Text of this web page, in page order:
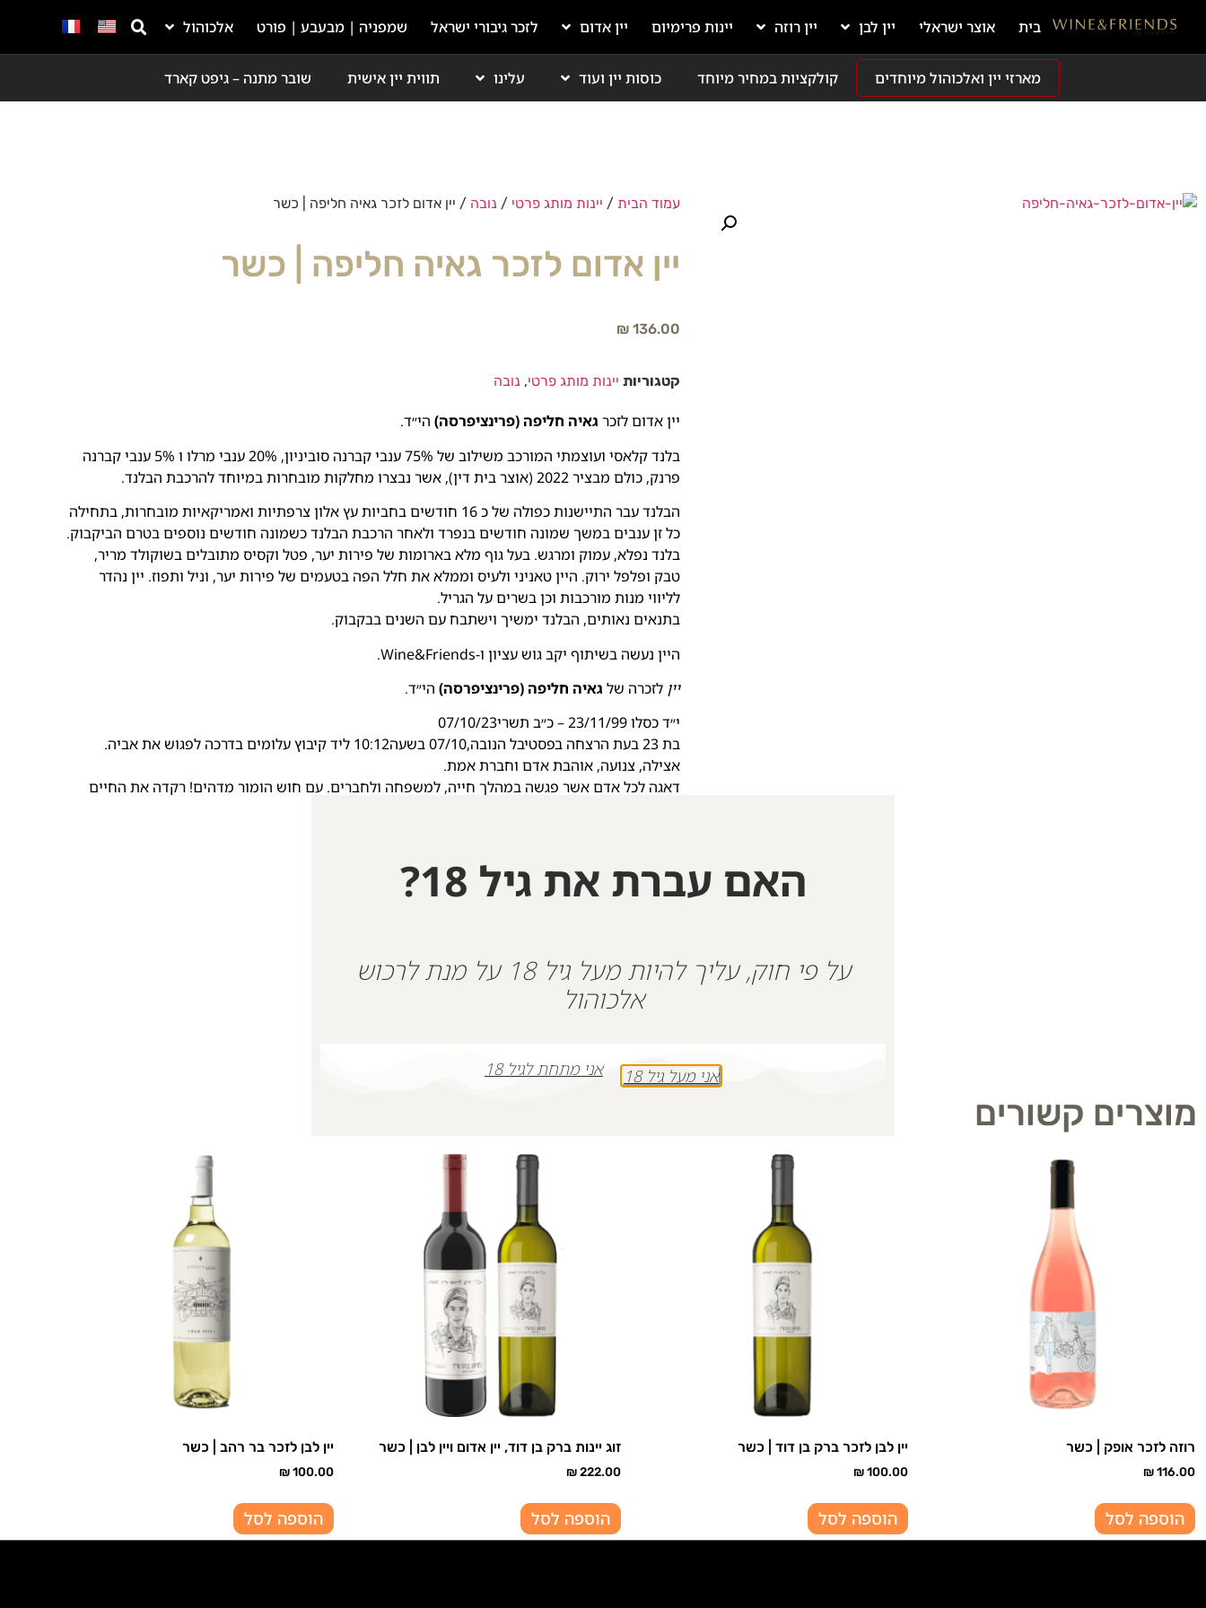
בית אוצר ישראלי יין לבן יין רוזה יינות פרימיום יין אדום לזכר גיבורי ישראל שמפניה | מבעבע | פורט אלכוהול
מארזי יין ואלכוהול מיוחדים קולקציות במחיר מיוחד כוסות יין ועוד עלינו תווית יין אישית שובר מתנה – גיפט קארד
עמוד הבית / יינות מותג פרטי / נובה / יין אדום לזכר גאיה חליפה | כשר
יין אדום לזכר גאיה חליפה | כשר
₪ 136.00
קטגוריות יינות מותג פרטי, נובה
יין אדום לזכרגאיה חליפה (פרינציפרסה) הי״ד.
בלנד קלאסי ועוצמתי המורכב משילוב של 75% ענבי קברנה סוביניון, 20% ענבי מרלו ו 5% ענבי קברנה
פרנק, כולם מבציר 2022 (אוצר בית דין), אשר נבצרו מחלקות מובחרות במיוחד להרכבת הבלנד.
הבלנד עבר התיישנות כפולה של כ 16 חודשים בחביות עץ אלון צרפתיות ואמריקאיות מובחרות, בתחילה
כל זן ענבים במשך שמונה חודשים בנפרד ולאחר הרכבת הבלנד כשמונה חודשים נוספים בטרם הביקבוק.
בלנד נפלא, עמוק ומרגש. בעל גוף מלא בארומות של פירות יער, פטל וקסיס מתובלים בשוקולד מריר,
טבק ופלפל ירוק. היין טאניני ולעיס וממלא את חלל הפה בטעמים של פירות יער, וניל ותפוז. יין נהדר
לליווי מנות מורכבות וכן בשרים על הגריל.
בתנאים נאותים, הבלנד ימשיך וישתבח עם השנים בבקבוק.
היין נעשה בשיתוף יקב גוש עציון ו-Wine&Friends.
יין לזכרה שלגאיה חליפה (פרינציפרסה) הי״ד.
י״ד כסלו 23/11/99 – כ״ב תשרי07/10/23
בת 23 בעת הרצחה בפסטיבל הנובה,07/10 בשעה10:12 ליד קיבוץ עלומים בדרכה לפגוש את אביה.
אצילה, צנועה, אוהבת אדם וחברת אמת.
דאגה לכל אדם אשר פגשה במהלך חייה, למשפחה ולחברים. עם חוש הומור מדהים! רקדה את החיים
-
מוצרים קשורים
רוזה לזכר אופק | כשר
₪116.00
הוספה לסל
יין לבן לזכר ברק בן דוד | כשר
₪100.00
הוספה לסל
זוג יינות ברק בן דוד, יין אדום ויין לבן | כשר
₪222.00
הוספה לסל
יין לבן לזכר בר רהב | כשר
₪100.00
הוספה לסל
האם עברת את גיל 18?
על פי חוק, עליך להיות מעל גיל 18 על מנת לרכוש
אלכוהול
אני מעל גיל 18 אני מתחת לגיל 18